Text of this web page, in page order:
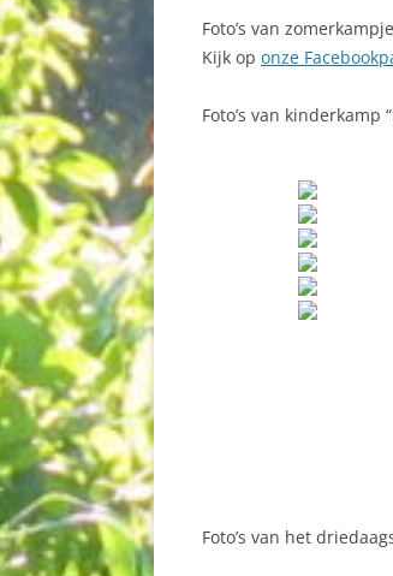
Foto’s van
Kijk op onze
Foto’s van
Foto’s van het